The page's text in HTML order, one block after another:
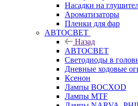
Насадки на
Ароматизаторы
Пленки для фар
АВТОСВЕТ
Назад
АВТОСВЕТ
Светодиоды в
Дневные ходовые
Ксенон
Лампы BOCXOD
Лампы MTF